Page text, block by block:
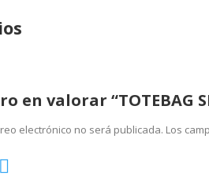
en valorar “TOTEBAG
electrónico no será publicada. Los